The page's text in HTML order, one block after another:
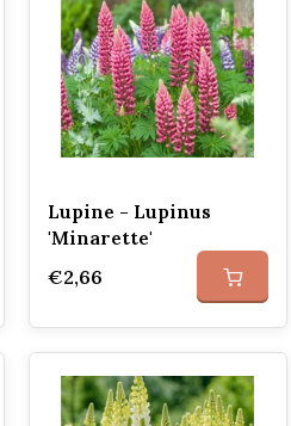
Lupine - Lupinus
'Minarette'
€2,66